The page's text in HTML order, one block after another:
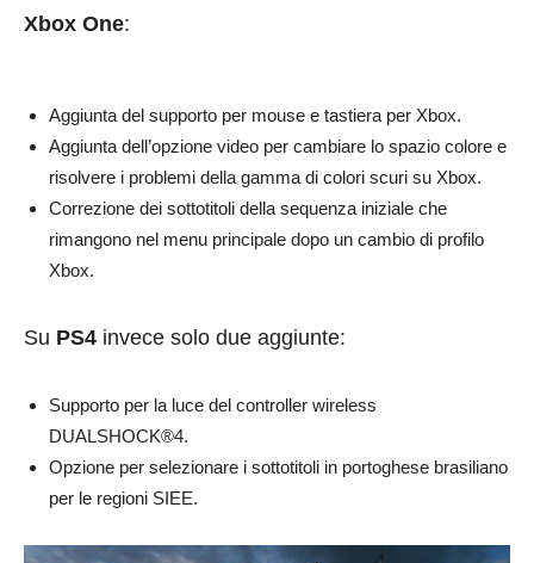
Xbox One:
Aggiunta del supporto per mouse e tastiera per Xbox.
Aggiunta dell’opzione video per cambiare lo spazio colore e
risolvere i problemi della gamma di colori scuri su Xbox.
Correzione dei sottotitoli della sequenza iniziale che
rimangono nel menu principale dopo un cambio di profilo
Xbox.
Su PS4 invece solo due aggiunte:
Supporto per la luce del controller wireless
DUALSHOCK®4.
Opzione per selezionare i sottotitoli in portoghese brasiliano
per le regioni SIEE.